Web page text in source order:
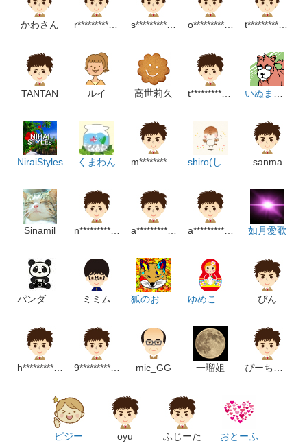
かわさん r****************m s********************m o******************************p t********************p
TANTAN ルイ 高世莉久 t*******************m いぬまる_e
NiraiStyles くまわん m******************m shiro(しろ) sanma
Sinamil n**************m a********************m a******************p 如月愛歌
パンダ電話 ミミム 狐のお絵描き ゆめこはな ぴん
h*****************m 9*****************m mic_GG 一瑠姐 ぴーちゃん
ピジー oyu ふじーた おとーふ